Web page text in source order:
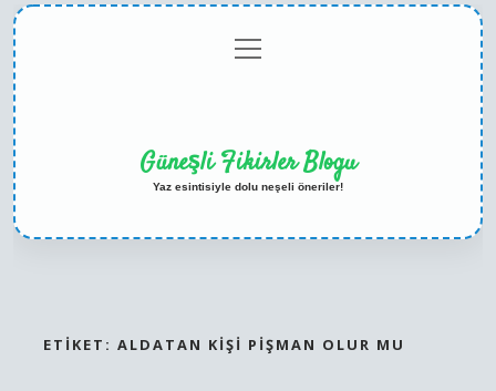
menüyü
aç
Güneşli Fikirler Blogu
Yaz esintisiyle dolu neşeli öneriler!
ETIKET: ALDATAN KIŞI PIŞMAN OLUR MU